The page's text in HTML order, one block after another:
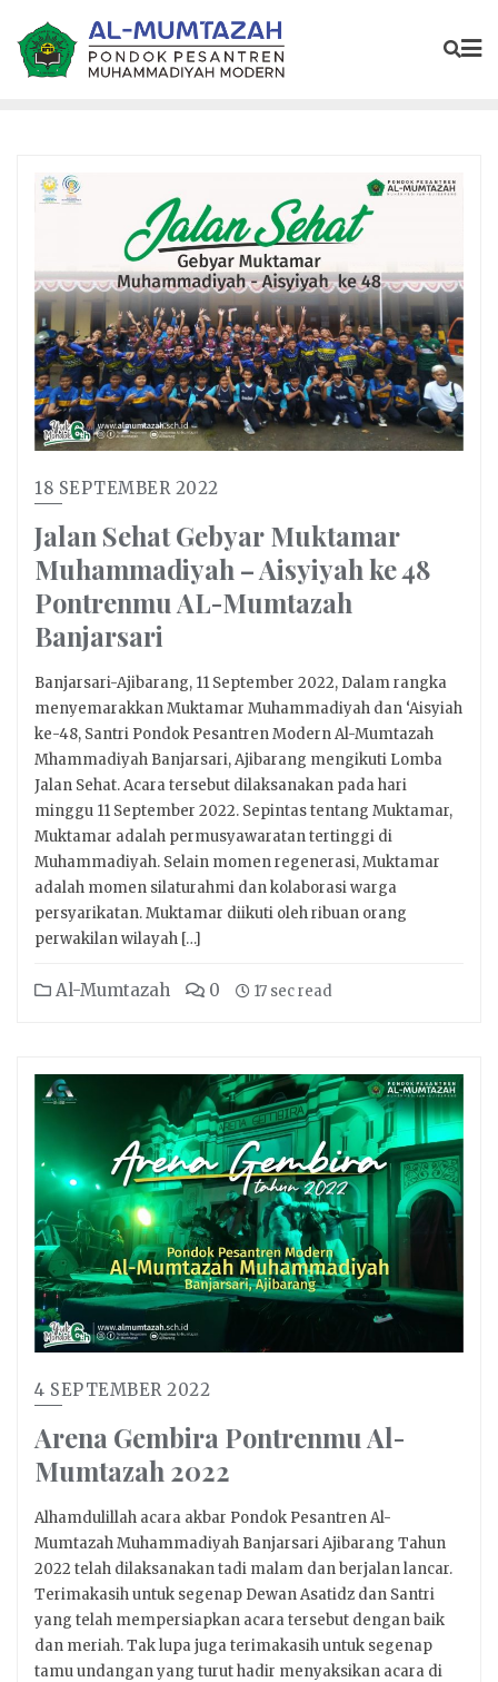
18 SEPTEMBER 2022
Jalan Sehat Gebyar Muktamar
Muhammadiyah – Aisyiyah ke 48
Pontrenmu AL-Mumtazah
Banjarsari
Banjarsari-Ajibarang, 11 September 2022, Dalam rangka
menyemarakkan Muktamar Muhammadiyah dan ‘Aisyiah
ke-48, Santri Pondok Pesantren Modern Al-Mumtazah
Mhammadiyah Banjarsari, Ajibarang mengikuti Lomba
Jalan Sehat. Acara tersebut dilaksanakan pada hari
minggu 11 September 2022. Sepintas tentang Muktamar,
Muktamar adalah permusyawaratan tertinggi di
Muhammadiyah. Selain momen regenerasi, Muktamar
adalah momen silaturahmi dan kolaborasi warga
persyarikatan. Muktamar diikuti oleh ribuan orang
perwakilan wilayah […]
Al-Mumtazah 0 17 sec read
4 SEPTEMBER 2022
Arena Gembira Pontrenmu Al-
Mumtazah 2022
Alhamdulillah acara akbar Pondok Pesantren Al-
Mumtazah Muhammadiyah Banjarsari Ajibarang Tahun
2022 telah dilaksanakan tadi malam dan berjalan lancar.
Terimakasih untuk segenap Dewan Asatidz dan Santri
yang telah mempersiapkan acara tersebut dengan baik
dan meriah. Tak lupa juga terimakasih untuk segenap
tamu undangan yang turut hadir menyaksikan acara di